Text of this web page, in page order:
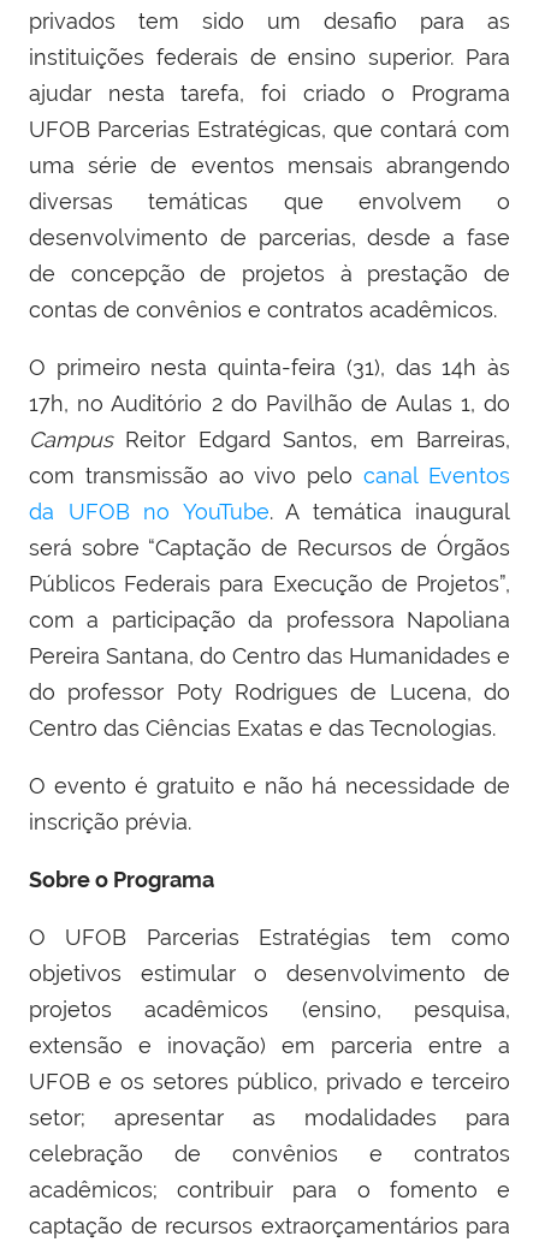
privados tem sido um desafio para as
instituições federais de ensino superior. Para
ajudar nesta tarefa, foi criado o Programa
UFOB Parcerias Estratégicas, que contará com
uma série de eventos mensais abrangendo
diversas temáticas que envolvem o
desenvolvimento de parcerias, desde a fase
de concepção de projetos à prestação de
contas de convênios e contratos acadêmicos.
O primeiro nesta quinta-feira (31), das 14h às
17h, no Auditório 2 do Pavilhão de Aulas 1, do
CampusReitor Edgard Santos, em Barreiras,
com transmissão ao vivo pelocanal Eventos
da UFOB no YouTube. A temática inaugural
será sobre “Captação de Recursos de Órgãos
Públicos Federais para Execução de Projetos”,
com a participação da professora Napoliana
Pereira Santana, do Centro das Humanidades e
do professor Poty Rodrigues de Lucena, do
Centro das Ciências Exatas e das Tecnologias.
O evento é gratuito e não há necessidade de
inscrição prévia.
Sobre o Programa
O UFOB Parcerias Estratégias tem como
objetivos estimular o desenvolvimento de
projetos acadêmicos (ensino, pesquisa,
extensão e inovação) em parceria entre a
UFOB e os setores público, privado e terceiro
setor; apresentar as modalidades para
celebração de convênios e contratos
acadêmicos; contribuir para o fomento e
captação de recursos extraorçamentários para